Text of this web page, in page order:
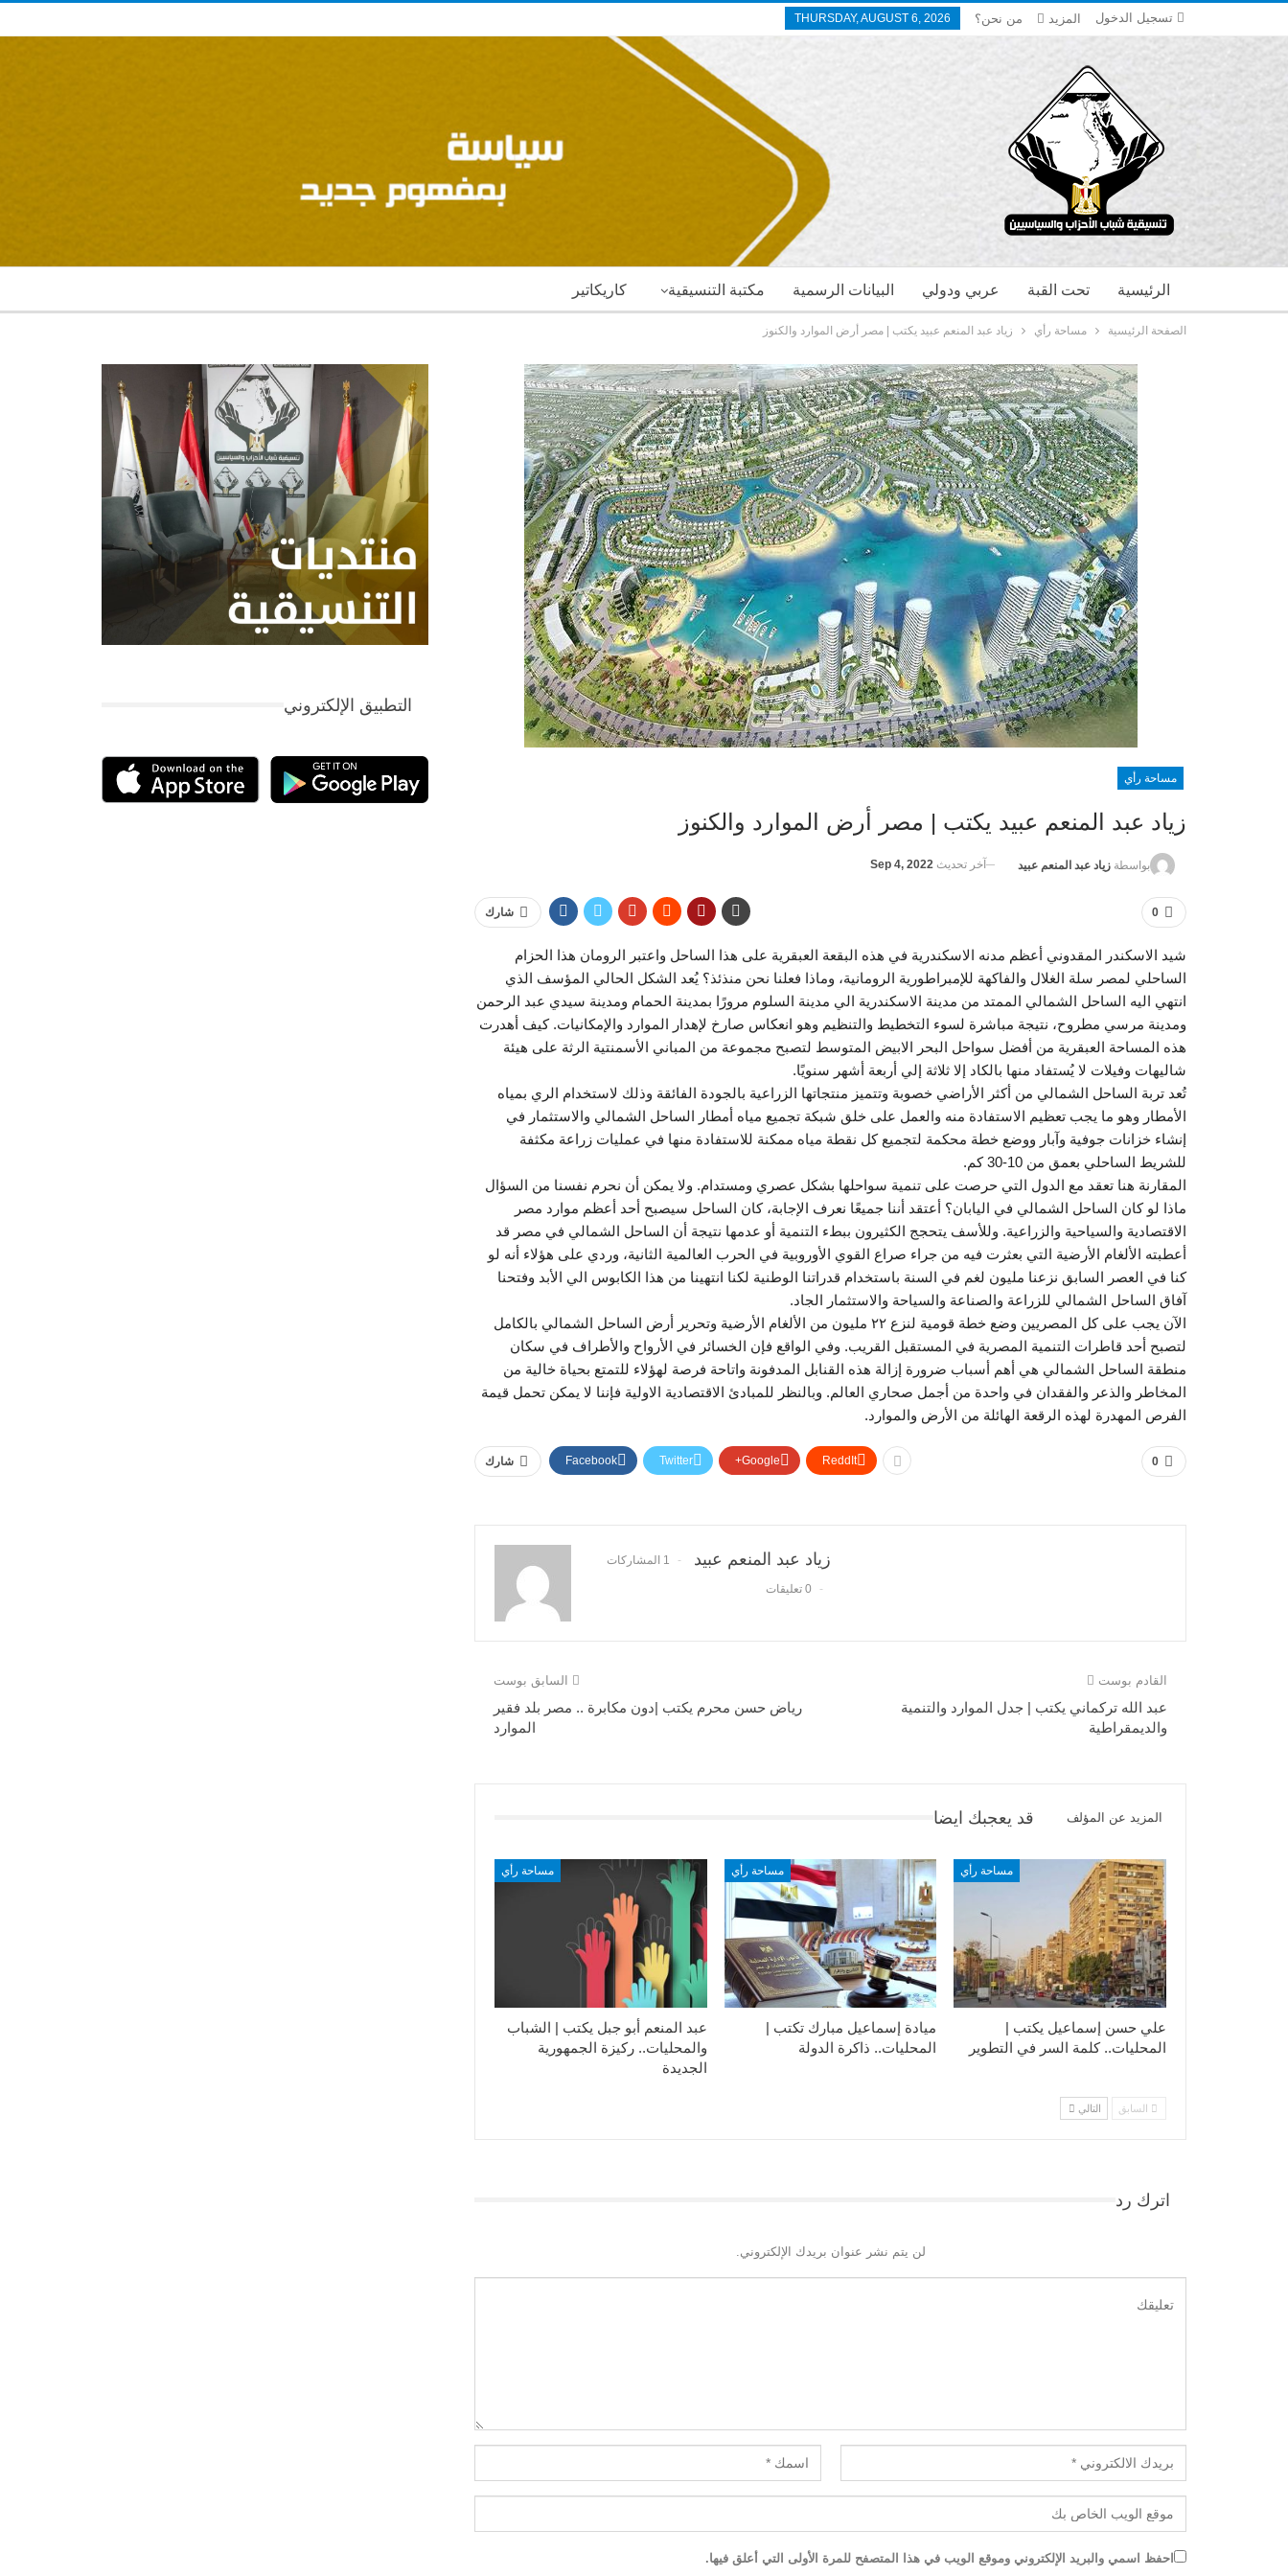
تسجيل الدخول THURSDAY, AUGUST 6, 2026 من نحن؟ المزيد
كاريكاتير مكتبة التنسيقية البيانات الرسمية عربي ودولي تحت القبة الرئيسية
الصفحة الرئيسية مساحة رأي زياد عبد المنعم عبيد يكتب | مصر أرض الموارد والكنوز
مساحة رأي
زياد عبد المنعم عبيد يكتب | مصر أرض الموارد والكنوز
بواسطة زياد عبد المنعم عبيد آخر تحديث Sep 4, 2022
0 شارك
شيد الاسكندر المقدوني أعظم مدنه الاسكندرية في هذه البقعة العبقرية على هذا الساحل واعتبر الرومان هذا الحزام
الساحلي لمصر سلة الغلال والفاكهة للإمبراطورية الرومانية، وماذا فعلنا نحن منذئذ؟ يُعد الشكل الحالي المؤسف الذي
انتهي اليه الساحل الشمالي الممتد من مدينة الاسكندرية الي مدينة السلوم مرورًا بمدينة الحمام ومدينة سيدي عبد الرحمن
ومدينة مرسي مطروح، نتيجة مباشرة لسوء التخطيط والتنظيم وهو انعكاس صارخ لإهدار الموارد والإمكانيات. كيف أهدرت
هذه المساحة العبقرية من أفضل سواحل البحر الابيض المتوسط لتصبح مجموعة من المباني الأسمنتية الرثة على هيئة
شاليهات وفيلات لا يُستفاد منها بالكاد إلا ثلاثة إلي أربعة أشهر سنويًا.
تُعد تربة الساحل الشمالي من أكثر الأراضي خصوبة وتتميز منتجاتها الزراعية بالجودة الفائقة وذلك لاستخدام الري بمياه
الأمطار وهو ما يجب تعظيم الاستفادة منه والعمل على خلق شبكة تجميع مياه أمطار الساحل الشمالي والاستثمار في
إنشاء خزانات جوفية وآبار ووضع خطة محكمة لتجميع كل نقطة مياه ممكنة للاستفادة منها في عمليات زراعة مكثفة
للشريط الساحلي بعمق من 10-30 كم.
المقارنة هنا تعقد مع الدول التي حرصت على تنمية سواحلها بشكل عصري ومستدام. ولا يمكن أن نحرم نفسنا من السؤال
ماذا لو كان الساحل الشمالي في اليابان؟ أعتقد أننا جميعًا نعرف الإجابة، كان الساحل سيصبح أحد أعظم موارد مصر
الاقتصادية والسياحية والزراعية. وللأسف يتحجج الكثيرون ببطء التنمية أو عدمها نتيجة أن الساحل الشمالي في مصر قد
أعطبته الألغام الأرضية التي بعثرت فيه من جراء صراع القوي الأوروبية في الحرب العالمية الثانية، وردي على هؤلاء أنه لو
كنا في العصر السابق نزعنا مليون لغم في السنة باستخدام قدراتنا الوطنية لكنا انتهينا من هذا الكابوس الي الأبد وفتحنا
آفاق الساحل الشمالي للزراعة والصناعة والسياحة والاستثمار الجاد.
الآن يجب على كل المصريين وضع خطة قومية لنزع ٢٢ مليون من الألغام الأرضية وتحرير أرض الساحل الشمالي بالكامل
لتصبح أحد قاطرات التنمية المصرية في المستقبل القريب. وفي الواقع فإن الخسائر في الأرواح والأطراف في سكان
منطقة الساحل الشمالي هي أهم أسباب ضرورة إزالة هذه القنابل المدفونة واتاحة فرصة لهؤلاء للتمتع بحياة خالية من
المخاطر والذعر والفقدان في واحدة من أجمل صحاري العالم. وبالنظر للمبادئ الاقتصادية الاولية فإننا لا يمكن تحمل قيمة
الفرص المهدرة لهذه الرقعة الهائلة من الأرض والموارد.
0 شارك Facebook Twitter Google+ ReddIt
زياد عبد المنعم عبيد 1 المشاركات
0 تعليقات
السابق بوست
رياض حسن محرم يكتب |دون مكابرة .. مصر بلد فقير
الموارد
القادم بوست
عبد الله تركماني يكتب | جدل الموارد والتنمية
والديمقراطية
قد يعجبك ايضا المزيد عن المؤلف
مساحة رأي
عبد المنعم أبو جبل يكتب | الشباب
والمحليات.. ركيزة الجمهورية
الجديدة
مساحة رأي
ميادة إسماعيل مبارك تكتب |
المحليات.. ذاكرة الدولة
مساحة رأي
علي حسن إسماعيل يكتب |
المحليات.. كلمة السر في التطوير​
السابق التالي
اترك رد
لن يتم نشر عنوان بريدك الإلكتروني.
احفظ اسمي والبريد الإلكتروني وموقع الويب في هذا المتصفح للمرة الأولى التي أعلق فيها.
التطبيق الإلكتروني